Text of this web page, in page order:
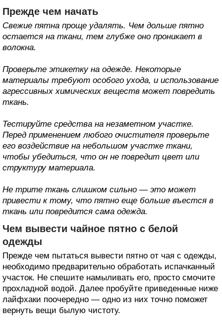
Прежде чем начать
Свежие пятна проще удалять. Чем дольше пятно
остается на ткани, тем глубже оно проникает в
волокна.
Проверьте этикетку на одежде. Некоторые
материалы требуют особого ухода, и использование
агрессивных химических веществ может повредить
ткань.
Тестируйте средства на незаметном участке.
Перед применением любого очистителя проверьте
его воздействие на небольшом участке ткани,
чтобы убедиться, что он не повредит цвет или
структуру материала.
Не трите ткань слишком сильно — это может
привести к тому, что пятно еще больше въестся в
ткань или повредится сама одежда.
Чем вывести чайное пятно с белой
одежды
Прежде чем пытаться вывести пятно от чая с одежды,
необходимо предварительно обработать испачканный
участок. Не спешите намыливать его, просто смочите
прохладной водой. Далее пробуйте приведенные ниже
лайфхаки поочередно — одно из них точно поможет
вернуть вещи былую чистоту.